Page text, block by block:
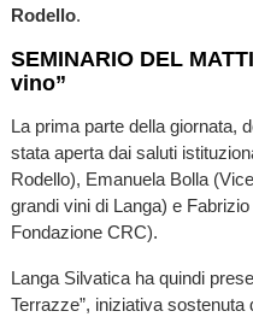
Rodello.
SEMINARIO DEL
vino”
La prima parte della giornata,
stata aperta dai saluti
Rodello), Emanuela Bolla
grandi vini di Langa) e
Fondazione CRC).
Langa Silvatica ha quindi
Terrazze”, iniziativa sostenuta